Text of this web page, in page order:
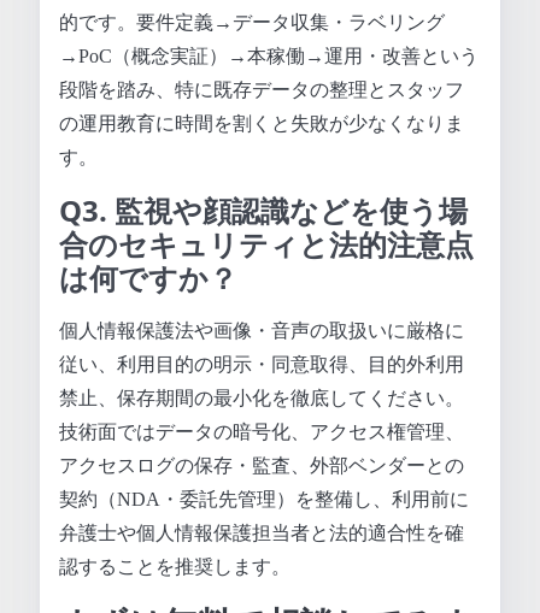
的です。要件定義→データ収集・ラベリング
→PoC（概念実証）→本稼働→運用・改善という
段階を踏み、特に既存データの整理とスタッフ
の運用教育に時間を割くと失敗が少なくなりま
す。
Q3. 監視や顔認識などを使う場
合のセキュリティと法的注意点
は何ですか？
個人情報保護法や画像・音声の取扱いに厳格に
従い、利用目的の明示・同意取得、目的外利用
禁止、保存期間の最小化を徹底してください。
技術面ではデータの暗号化、アクセス権管理、
アクセスログの保存・監査、外部ベンダーとの
契約（NDA・委託先管理）を整備し、利用前に
弁護士や個人情報保護担当者と法的適合性を確
認することを推奨します。